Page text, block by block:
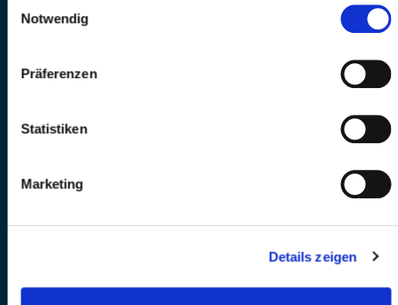
Notwendig
Präferenzen
Statistiken
Marketing
Details zeigen
MS Sports folgen